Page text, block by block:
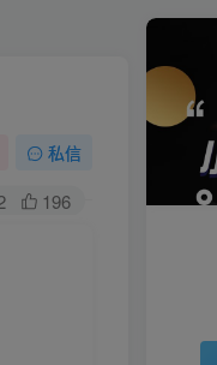
私信
196